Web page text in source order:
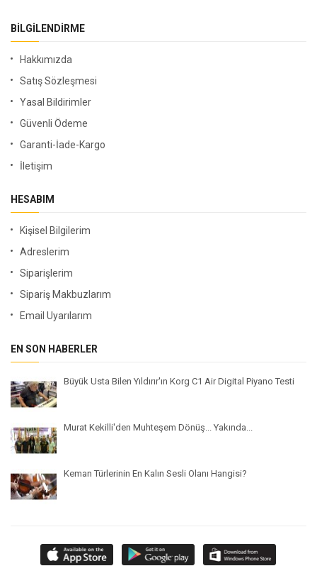
BILGILENDIRME
Hakkımızda
Satış Sözleşmesi
Yasal Bildirimler
Güvenli Ödeme
Garanti-İade-Kargo
İletişim
HESABIM
Kişisel Bilgilerim
Adreslerim
Siparişlerim
Sipariş Makbuzlarım
Email Uyarılarım
EN SON HABERLER
Büyük Usta Bilen Yıldırır'ın Korg C1 Air Digital Piyano Testi
Murat Kekilli'den Muhteşem Dönüş... Yakında...
Keman Türlerinin En Kalın Sesli Olanı Hangisi?